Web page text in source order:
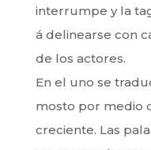
interrumpe y la
á delinearse con
de los actores.
En el uno se
mosto por medio
creciente. Las